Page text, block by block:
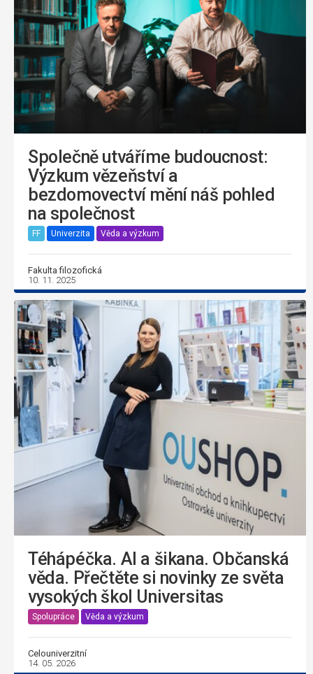
Společně utváříme budoucnost:
Výzkum vězeňství a
bezdomovectví mění náš pohled
na společnost
FF Univerzita Věda a výzkum
Fakulta filozofická
10. 11. 2025
Téhápéčka. AI a šikana. Občanská
věda. Přečtěte si novinky ze světa
vysokých škol Universitas
Spolupráce Věda a výzkum
Celouniverzitní
14. 05. 2026